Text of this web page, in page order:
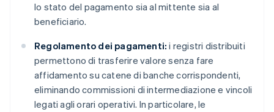
lo stato del pagamento sia al mittente sia al
beneficiario.
Regolamento dei pagamenti: i registri distribuiti
permettono di trasferire valore senza fare
affidamento su catene di banche corrispondenti,
eliminando commissioni di intermediazione e vincoli
legati agli orari operativi. In particolare, le